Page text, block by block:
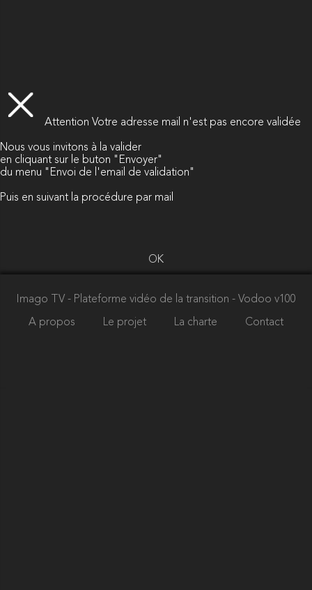
Attention Votre adresse mail n'est pas encore validée
Nous vous invitons à la valider
en cliquant sur le buton "Envoyer"
du menu "Envoi de l'email de validation"
Puis en suivant la procédure par mail
OK
Imago TV - Plateforme vidéo de la transition - Vodoo v100
A propos Le projet La charte Contact